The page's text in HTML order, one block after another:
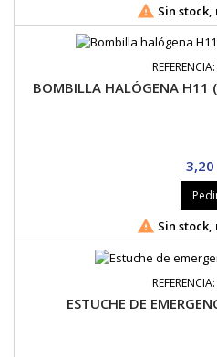
 Sin
REFERENCIA:
BOMBILLA HALÓGENA H11
3,20
 Sin
REFERENCIA:
ESTUCHE DE